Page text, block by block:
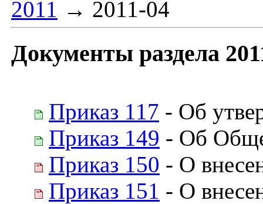
2011 → 2011-04
Документы раздела
Приказ 117 - Об
Приказ 149 - Об
Приказ 150 - О
Приказ 151 - О